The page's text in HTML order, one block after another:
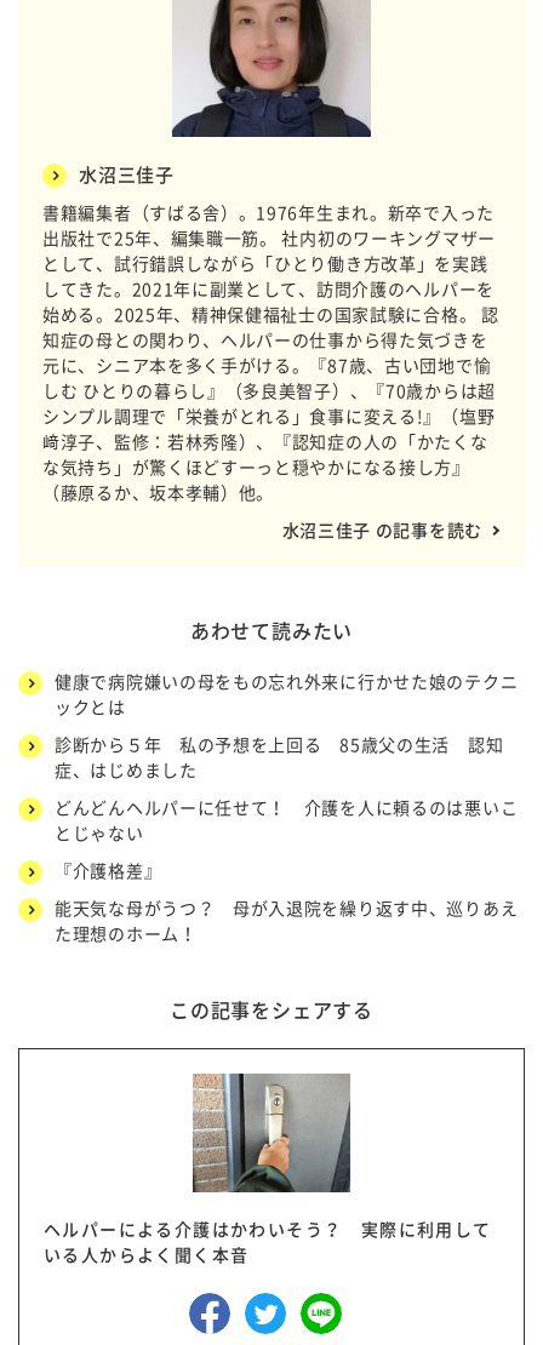
水沼三佳子
書籍編集者（すばる舎）。1976年生まれ。新卒で入った
出版社で25年、編集職一筋。 社内初のワーキングマザー
として、試行錯誤しながら「ひとり働き方改革」を実践
してきた。2021年に副業として、訪問介護のヘルパーを
始める。2025年、精神保健福祉士の国家試験に合格。 認
知症の母との関わり、ヘルパーの仕事から得た気づきを
元に、シニア本を多く手がける。『87歳、古い団地で愉
しむ ひとりの暮らし』（多良美智子）、『70歳からは超
シンプル調理で「栄養がとれる」食事に変える!』（塩野
﨑淳子、監修：若林秀隆）、『認知症の人の「かたくな
な気持ち」が驚くほどすーっと穏やかになる接し方』
（藤原るか、坂本孝輔）他。
水沼三佳子 の記事を読む
あわせて読みたい
健康で病院嫌いの母をもの忘れ外来に行かせた娘のテクニ
ックとは
診断から５年 私の予想を上回る 85歳父の生活 認知
症、はじめました
どんどんヘルパーに任せて！ 介護を人に頼るのは悪いこ
とじゃない
『介護格差』
能天気な母がうつ？ 母が入退院を繰り返す中、巡りあえ
た理想のホーム！
この記事をシェアする
ヘルパーによる介護はかわいそう？ 実際に利用して
いる人からよく聞く本音